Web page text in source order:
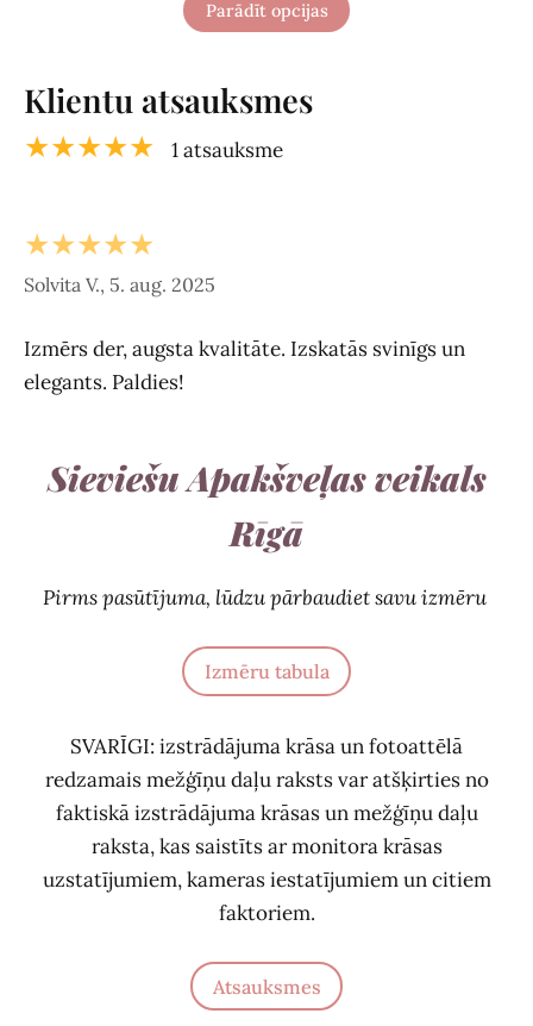
Sieviešu Apakšveļas veikals
Rīgā
Pirms pasūtījuma, lūdzu pārbaudiet savu izmēru
Izmēru tabula
SVARĪGI: izstrādājuma krāsa un fotoattēlā
redzamais mežģīņu daļu raksts var atšķirties no
faktiskā izstrādājuma krāsas un mežģīņu daļu
raksta, kas saistīts ar monitora krāsas
uzstatījumiem, kameras iestatījumiem un citiem
faktoriem.
Atsauksmes
Parādīt opcijas
Klientu atsauksmes
★★★★★ 1 atsauksme
★★★★★
Solvita V., 5. aug. 2025
Izmērs der, augsta kvalitāte. Izskatās svinīgs un
elegants. Paldies!